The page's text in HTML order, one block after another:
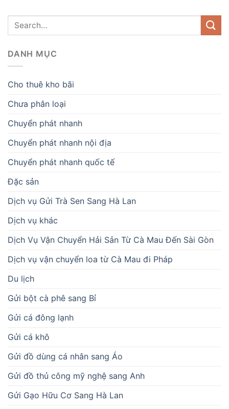
DANH MỤC
Cho thuê kho bãi
Chưa phân loại
Chuyển phát nhanh
Chuyển phát nhanh nội địa
Chuyển phát nhanh quốc tế
Đặc sản
Dịch vụ Gửi Trà Sen Sang Hà Lan
Dịch vụ khác
Dịch Vụ Vận Chuyển Hải Sản Từ Cà Mau Đến Sài Gòn
Dịch vụ vận chuyển loa từ Cà Mau đi Pháp
Du lịch
Gửi bột cà phê sang Bỉ
Gửi cá đông lạnh
Gửi cá khô
Gửi đồ dùng cá nhân sang Áo
Gửi đồ thủ công mỹ nghệ sang Anh
Gửi Gạo Hữu Cơ Sang Hà Lan